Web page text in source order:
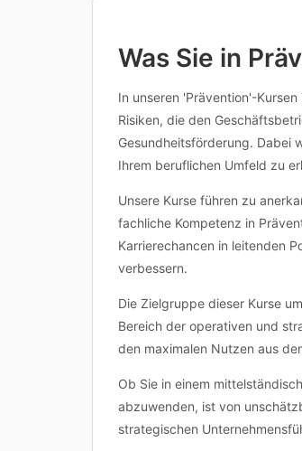
Was Sie in
In unseren 'Prävention'-
Risiken, die den
Gesundheitsförderung. Dabei
Ihrem beruflichen Umfeld zu
Unsere Kurse führen zu
fachliche Kompetenz in
Karrierechancen in leitenden
verbessern.
Die Zielgruppe dieser Kurse
Bereich der operativen und
den maximalen Nutzen aus
Ob Sie in einem
abzuwenden, ist von
strategischen